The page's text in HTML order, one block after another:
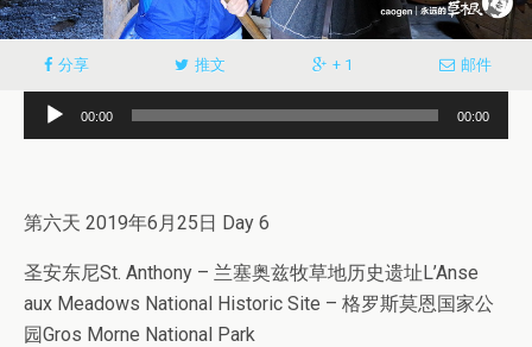
分享 推文 + 1 邮件
频
器
00:00 00:00
第六天 2019年6月25日 Day 6
圣安东尼St. Anthony – 兰塞奥兹牧草地历史遗址L’Anse
aux Meadows National Historic Site – 格罗斯莫恩国家公
园Gros Morne National Park